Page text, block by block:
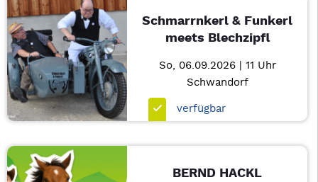
Schmarrnkerl & Funkerl
meets Blechzipfl
So, 06.09.2026 | 11 Uhr
Schwandorf
verfügbar
BERND HACKL